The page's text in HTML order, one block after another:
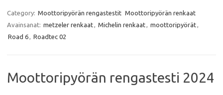
e
b
o
o
t
e
r
t
A
p
i
l
Category: Moottoripyörän rengastestit Moottoripyörän renkaat
Avainsanat: metzeler renkaat, Michelin renkaat, moottoripyörät,
Road 6, Roadtec 02
Moottoripyörän rengastesti 2024